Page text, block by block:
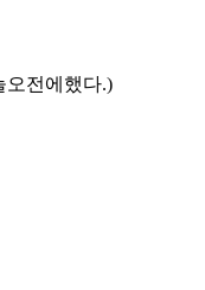
오전에했다.)